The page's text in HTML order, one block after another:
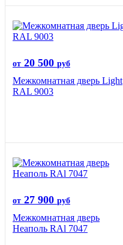
от 20 500 руб
Межкомнатная дверь Light
RAL 9003
от 27 900 руб
Межкомнатная дверь
Неаполь RAl 7047